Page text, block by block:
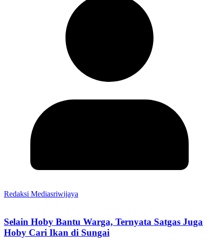
Redaksi Mediasriwijaya
Selain Hoby Bantu Warga, Ternyata Satgas Juga
Hoby Cari Ikan di Sungai